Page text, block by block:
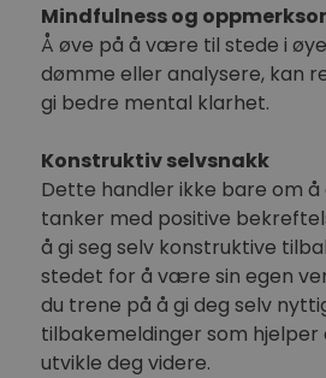
Mindfulness og
Å øve på å være til stede i
dømme eller analysere, kan
gi bedre mental klarhet.
Konstruktiv selvsnakk
Dette handler ikke bare om
tanker med positive
å gi seg selv konstruktive
stedet for å være sin egen
du trene på å gi deg selv
tilbakemeldinger som
utvikle deg videre.